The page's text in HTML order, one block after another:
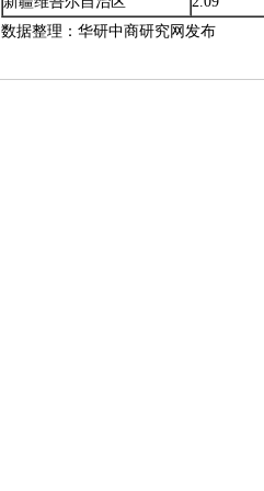
数据整理：华研中商研究网发布